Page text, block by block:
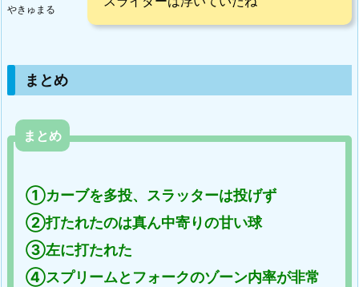
やきゅまる
まとめ
まとめ
①カーブを多投、スラッターは投げず
②打たれたのは真ん中寄りの甘い球
③左に打たれた
④スプリームとフォークのゾーン内率が非常